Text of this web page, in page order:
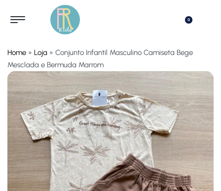
0
Home » Loja » Conjunto Infantil Masculino Camiseta Bege
Mesclada e Bermuda Marrom